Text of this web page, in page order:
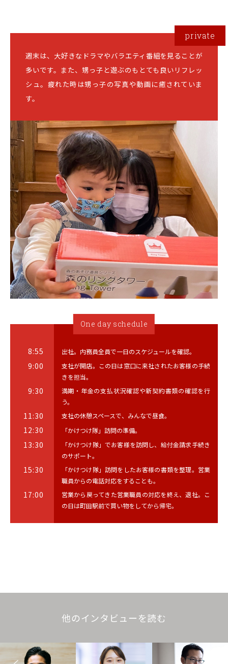
週末は、大好きなドラマやバラエティ番組を見ることが
多いです。また、甥っ子と遊ぶのもとても良いリフレッ
シュ。疲れた時は甥っ子の写真や動画に癒されていま
す。
One day schedule
8:55 出社。内務員全員で一日のスケジュールを確認。
9:00
支社が開店。この日は窓口に来社されたお客様の手続
きを担当。
9:30
満期・年金の支払状況確認や新契約書類の確認を行
う。
11:30 支社の休憩スペースで、みんなで昼食。
12:30 「かけつけ隊」訪問の準備。
13:30
「かけつけ隊」でお客様を訪問し、給付金請求手続き
のサポート。
15:30
「かけつけ隊」訪問をしたお客様の書類を整理。営業
職員からの電話対応をすることも。
17:00
営業から戻ってきた営業職員の対応を終え、退社。こ
の日は町田駅前で買い物をしてから帰宅。
他のインタビューを読む